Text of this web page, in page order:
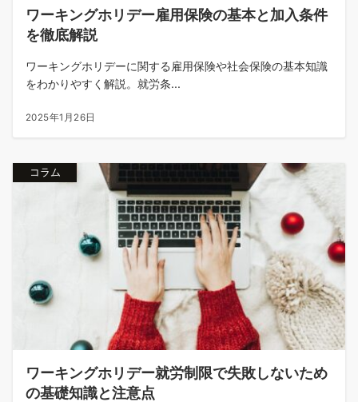
ワーキングホリデー雇用保険の基本と加入条件
を徹底解説
ワーキングホリデーに関する雇用保険や社会保険の基本知識
をわかりやすく解説。就労条...
2025年1月26日
コラム
ワーキングホリデー就労制限で失敗しないため
の基礎知識と注意点